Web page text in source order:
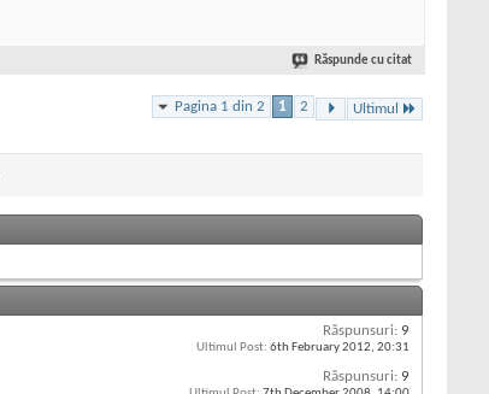
Răspunde cu citat
Pagina 1 din 2 1 2 Ultimul
Răspunsuri: 9
Ultimul Post: 6th February 2012, 20:31
Răspunsuri: 9